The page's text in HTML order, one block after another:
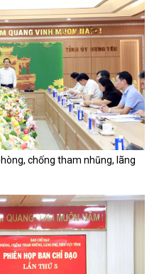
chống tham nhũng, lãng